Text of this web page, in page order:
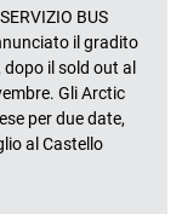
BUS
il gradito
il sold out al
Gli Arctic
per due date,
al Castello